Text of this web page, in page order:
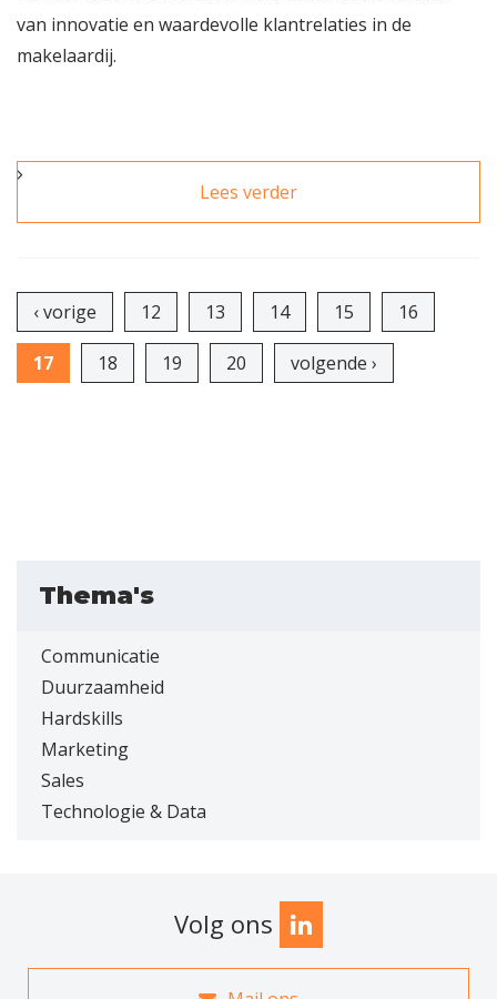
van innovatie en waardevolle klantrelaties in de
makelaardij.
Lees verder
de Nationale
‹ vorige 12 13 14 15 16
17 18 19 20 volgende ›
Thema's
Communicatie
Duurzaamheid
Hardskills
Marketing
Sales
Technologie & Data
Volg ons